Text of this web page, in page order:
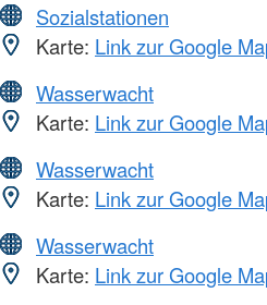
Sozialstationen
Karte: Link zur Google
Wasserwacht
Karte: Link zur Google
Wasserwacht
Karte: Link zur Google
Wasserwacht
Karte: Link zur Google